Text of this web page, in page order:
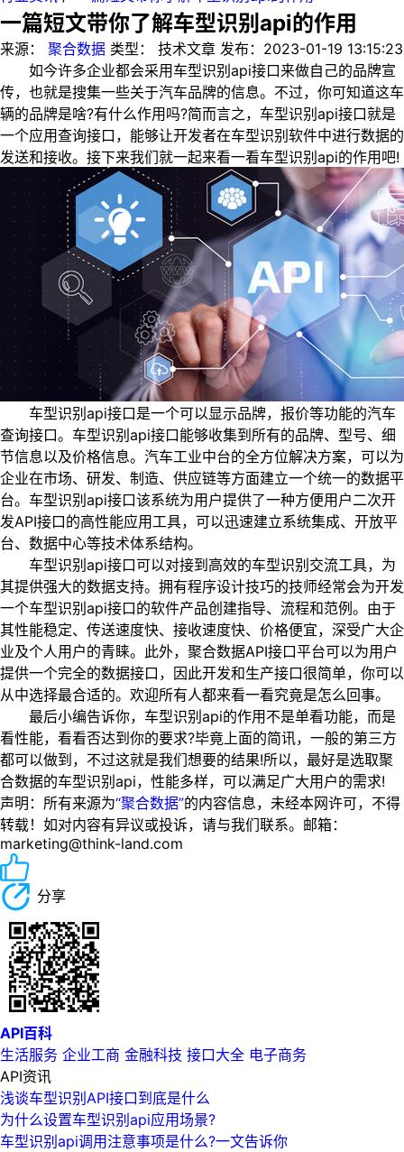
一篇短文带你了解车型识别api的作用
来源： 聚合数据 类型： 技术文章 发布： 2023-01-19 13:15:23
如今许多企业都会采用车型识别api接口来做自己的品牌宣
传，也就是搜集一些关于汽车品牌的信息。不过，你可知道这车
辆的品牌是啥?有什么作用吗?简而言之，车型识别api接口就是
一个应用查询接口，能够让开发者在车型识别软件中进行数据的
发送和接收。接下来我们就一起来看一看车型识别api的作用吧!
车型识别api接口是一个可以显示品牌，报价等功能的汽车
查询接口。车型识别api接口能够收集到所有的品牌、型号、细
节信息以及价格信息。汽车工业中台的全方位解决方案，可以为
企业在市场、研发、制造、供应链等方面建立一个统一的数据平
台。车型识别api接口该系统为用户提供了一种方便用户二次开
发API接口的高性能应用工具，可以迅速建立系统集成、开放平
台、数据中心等技术体系结构。
车型识别api接口可以对接到高效的车型识别交流工具，为
其提供强大的数据支持。拥有程序设计技巧的技师经常会为开发
一个车型识别api接口的软件产品创建指导、流程和范例。由于
其性能稳定、传送速度快、接收速度快、价格便宜，深受广大企
业及个人用户的青睐。此外，聚合数据API接口平台可以为用户
提供一个完全的数据接口，因此开发和生产接口很简单，你可以
从中选择最合适的。欢迎所有人都来看一看究竟是怎么回事。
最后小编告诉你，车型识别api的作用不是单看功能，而是
看性能，看看否达到你的要求?毕竟上面的简讯，一般的第三方
都可以做到，不过这就是我们想要的结果!所以，最好是选取聚
合数据的车型识别api，性能多样，可以满足广大用户的需求!
声明：所有来源为“聚合数据”的内容信息，未经本网许可，不得
转载！如对内容有异议或投诉，请与我们联系。邮箱：
marketing@think-land.com
分享
API百科
生活服务 企业工商 金融科技 接口大全 电子商务
API资讯
浅谈车型识别API接口到底是什么
为什么设置车型识别api应用场景?
车型识别api调用注意事项是什么?一文告诉你